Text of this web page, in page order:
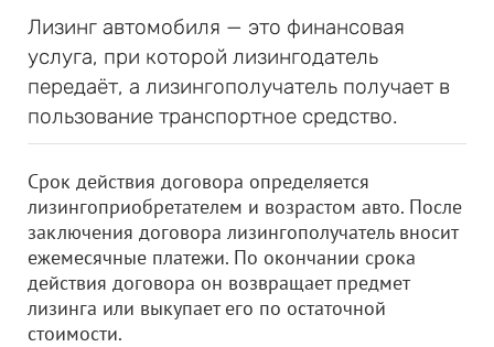
Лизинг автомобиля — это финансовая
услуга, при которой лизингодатель
передаёт, а лизингополучатель получает в
пользование транспортное средство.
Срок действия договора определяется
лизингоприобретателем и возрастом авто. После
заключения договора лизингополучатель вносит
ежемесячные платежи. По окончании срока
действия договора он возвращает предмет
лизинга или выкупает его по остаточной
стоимости.